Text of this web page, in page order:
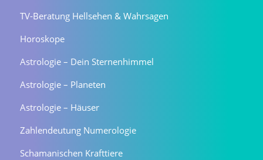
TV-Beratung Hellsehen & Wahrsagen
Horoskope
Astrologie – Dein Sternenhimmel
Astrologie – Planeten
Astrologie – Häuser
Zahlendeutung Numerologie
Schamanischen Krafttiere